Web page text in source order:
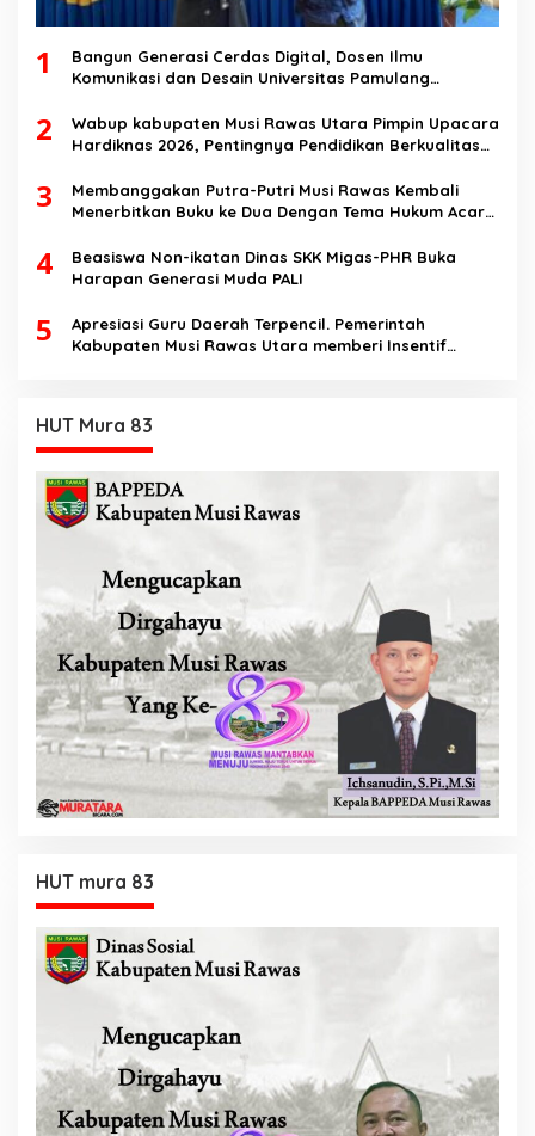
1
Bangun Generasi Cerdas Digital, Dosen Ilmu
Komunikasi dan Desain Universitas Pamulang
Speech di SMK Ikhlas Jawilan
2
Wabup kabupaten Musi Rawas Utara Pimpin Upacara
Hardiknas 2026, Pentingnya Pendidikan Berkualitas
3
Membanggakan Putra-Putri Musi Rawas Kembali
Menerbitkan Buku ke Dua Dengan Tema Hukum Acara
4
Beasiswa Non-ikatan Dinas SKK Migas-PHR Buka
Harapan Generasi Muda PALI
5
Apresiasi Guru Daerah Terpencil. Pemerintah
Kabupaten Musi Rawas Utara memberi Insentif
HUT Mura 83
HUT mura 83